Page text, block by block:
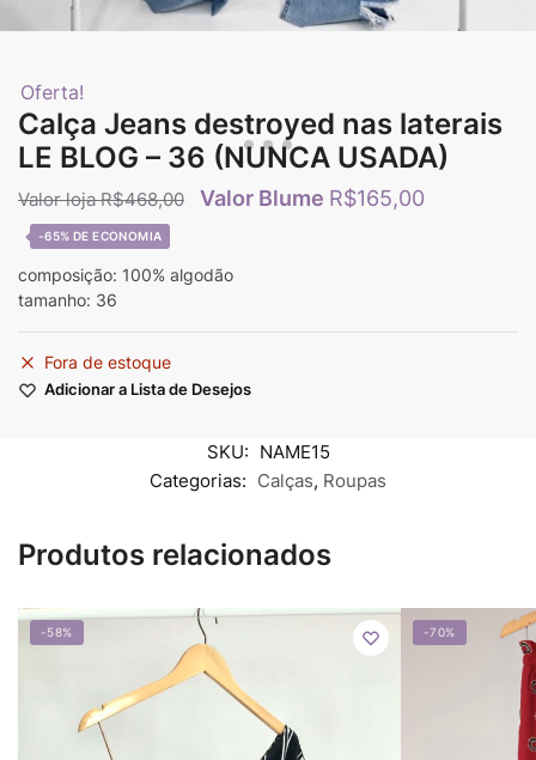
Oferta!
Calça Jeans destroyed nas laterais
LE BLOG – 36 (NUNCA USADA)
R$468,00 R$165,00
-65%
composição: 100% algodão
tamanho: 36
Fora de estoque
Adicionar a Lista de Desejos
SKU: NAME15
Categorias: Calças, Roupas
Produtos relacionados
-58% -70%